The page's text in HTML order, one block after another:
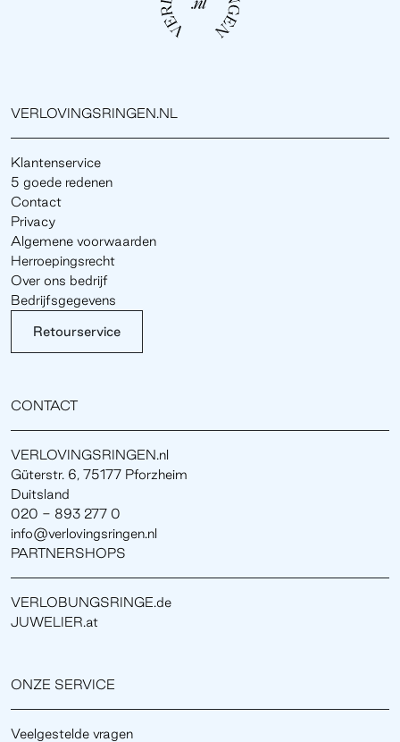
VERLOVINGSRINGEN.NL
Klantenservice
5 goede redenen
Contact
Privacy
Algemene voorwaarden
Herroepingsrecht
Over ons bedrijf
Bedrijfsgegevens
Retourservice
CONTACT
VERLOVINGSRINGEN.nl
Güterstr. 6, 75177 Pforzheim
Duitsland
020 - 893 277 0
info@verlovingsringen.nl
PARTNERSHOPS
VERLOBUNGSRINGE.de
JUWELIER.at
ONZE SERVICE
Veelgestelde vragen